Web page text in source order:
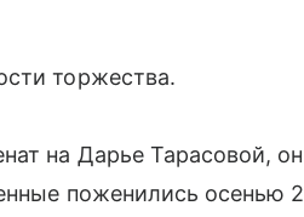
торжества.
на Дарье Тарасовой,
поженились осенью